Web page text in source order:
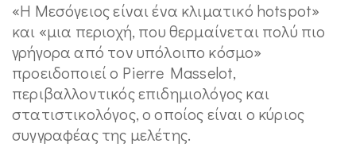
«Η Μεσόγειος είναι ένα κλιματικό hotspot»
και «μια περιοχή, που θερμαίνεται πολύ πιο
γρήγορα από τον υπόλοιπο κόσμο»
προειδοποιεί ο Pierre Masselot,
περιβαλλοντικός επιδημιολόγος και
στατιστικολόγος, ο οποίος είναι ο κύριος
συγγραφέας της μελέτης.